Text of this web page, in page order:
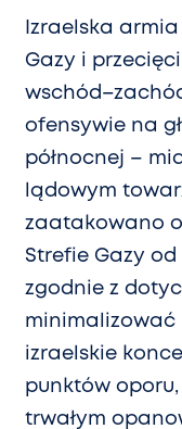
Izraelska
Gazy i
ofensywie na
północnej –
lądowym
zaatakowano
Strefie Gazy
zgodnie z
minimalizować
izraelskie
punktów
trwałym